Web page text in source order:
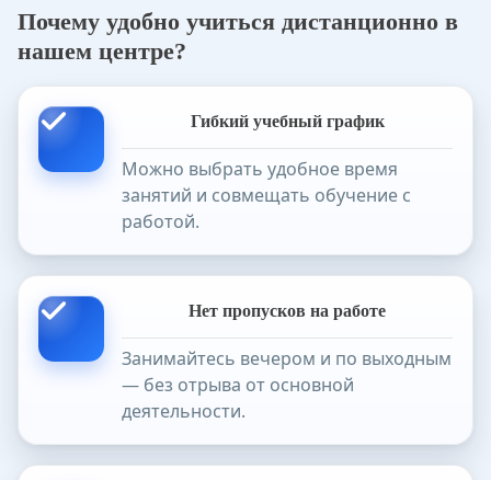
Почему удобно учиться дистанционно в
нашем центре?
Гибкий учебный график
Можно выбрать удобное время
занятий и совмещать обучение с
работой.
Нет пропусков на работе
Занимайтесь вечером и по выходным
— без отрыва от основной
деятельности.